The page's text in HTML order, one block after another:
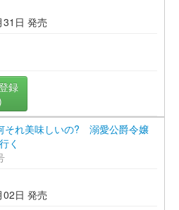
日 発売
録
それ美味しいの? 溺愛公爵令嬢
く
日 発売